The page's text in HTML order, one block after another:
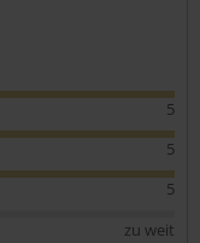
5
5
5
zu weit